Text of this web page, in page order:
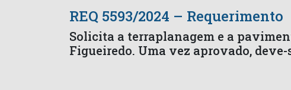
REQ 5593/2024 – Requerimento
Solicita a terraplanagem e a
Figueiredo. Uma vez aprovado,